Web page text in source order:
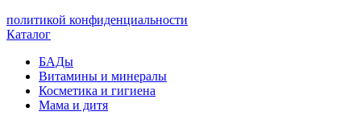
политикой конфиденциальности
Каталог
БАДы
Витамины и минералы
Косметика и гигиена
Мама и дитя